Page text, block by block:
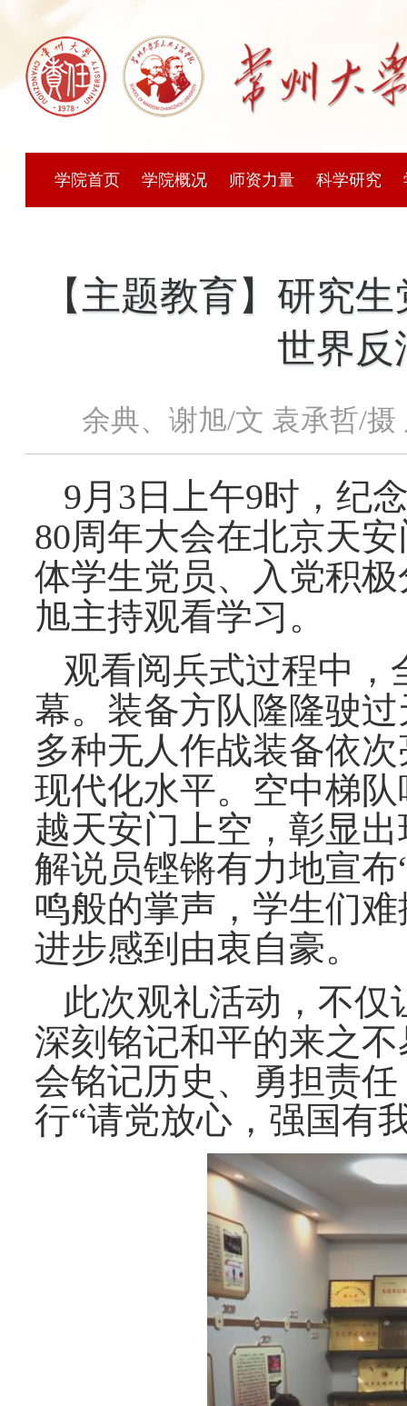
学院首页 学院概况 师资力量 科学研究
【主题教育】研究
世界反
余典、谢旭/文 袁承哲/摄
9月3日上午9时，纪
80周年大会在北京天
体学生党员、入党积极
旭主持观看学习 。
观看阅兵式过程中
幕。装备方队隆隆驶
多种无人作战装备依
现代化水平。空中梯
越天安门上空，彰显
解说员铿锵有力地宣布
鸣般的掌声，学生们难
进步感到由衷自豪。
此次观礼活动， 不仅
深刻铭记和平的来之
会铭记历史、勇担责
行“请党放心，强国有